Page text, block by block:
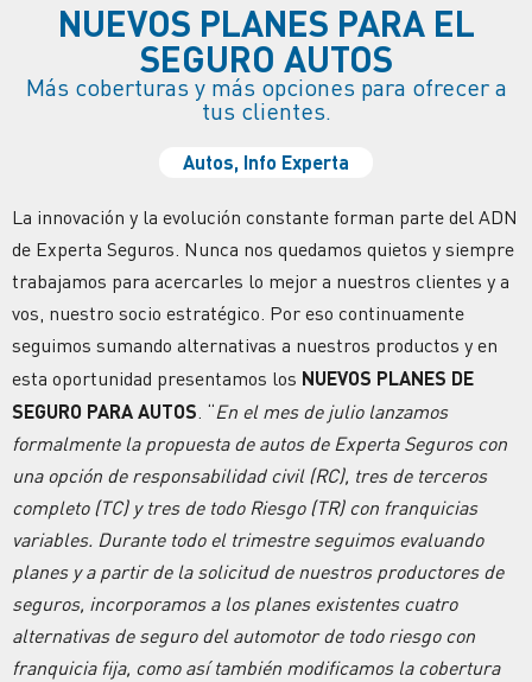
NUEVOS PLANES PARA EL
SEGURO AUTOS
Más coberturas y más opciones para ofrecer a
tus clientes.
Autos, Info Experta
La innovación y la evolución constante forman parte del ADN
de Experta Seguros. Nunca nos quedamos quietos y siempre
trabajamos para acercarles lo mejor a nuestros clientes y a
vos, nuestro socio estratégico. Por eso continuamente
seguimos sumando alternativas a nuestros productos y en
esta oportunidad presentamos los NUEVOS PLANES DE
SEGURO PARA AUTOS. “En el mes de julio lanzamos
formalmente la propuesta de autos de Experta Seguros con
una opción de responsabilidad civil (RC), tres de terceros
completo (TC) y tres de todo Riesgo (TR) con franquicias
variables. Durante todo el trimestre seguimos evaluando
planes y a partir de la solicitud de nuestros productores de
seguros, incorporamos a los planes existentes cuatro
alternativas de seguro del automotor de todo riesgo con
franquicia fija, como así también modificamos la cobertura